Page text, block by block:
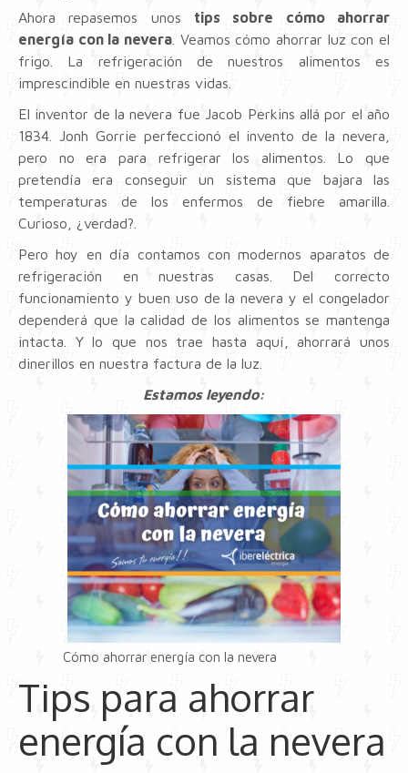
Ahora repasemos unos tips sobre cómo ahorrar
energía con la nevera . Veamos cómo ahorrar luz con el
frigo. La refrigeración de nuestros alimentos es
imprescindible en nuestras vidas.
El inventor de la nevera fue Jacob Perkins allá por el año
1834. Jonh Gorrie perfeccionó el invento de la nevera,
pero no era para refrigerar los alimentos. Lo que
pretendía era conseguir un sistema que bajara las
temperaturas de los enfermos de fiebre amarilla.
Curioso, ¿verdad?.
Pero hoy en día contamos con modernos aparatos de
refrigeración en nuestras casas. Del correcto
funcionamiento y buen uso de la nevera y el congelador
dependerá que la calidad de los alimentos se mantenga
intacta. Y lo que nos trae hasta aquí, ahorrará unos
dinerillos en nuestra factura de la luz.
Estamos leyendo:
Cómo ahorrar energía con la nevera
Tips para ahorrar
energía con la nevera